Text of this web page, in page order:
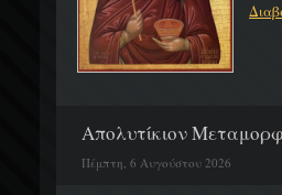
Απολυτίκιον
Πέμπτη, 6 Αυγούστου 2026